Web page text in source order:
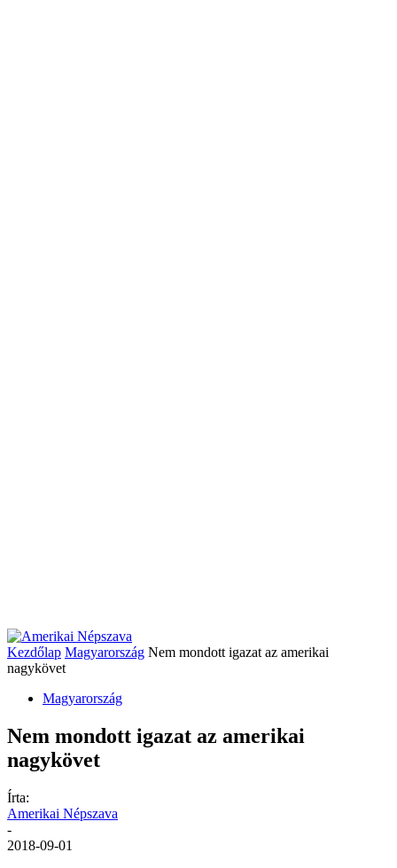
Kezdőlap Magyarország Nem mondott igazat az amerikai
nagykövet
Magyarország
Nem mondott igazat az amerikai
nagykövet
Írta:
Amerikai Népszava
-
2018-09-01